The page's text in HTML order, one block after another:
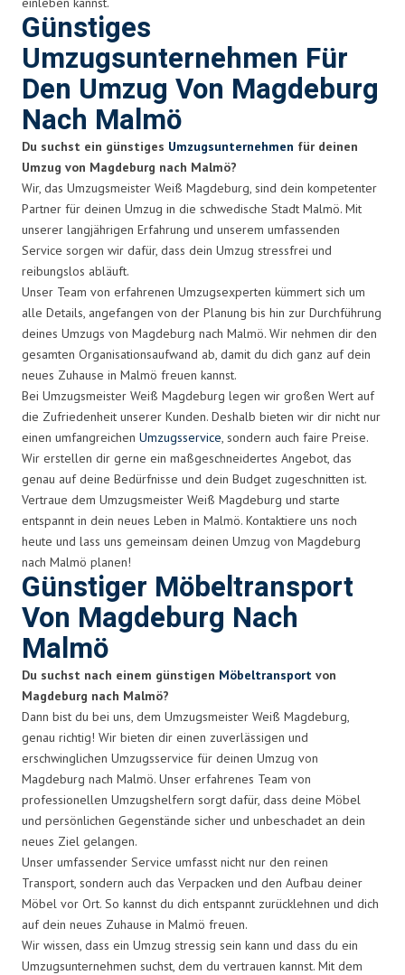
Günstiges
Umzugsunternehmen Für
Den Umzug Von Magdeburg
Nach Malmö
Du suchst ein günstiges Umzugsunternehmen für deinen
Umzug von Magdeburg nach Malmö?
Wir, das Umzugsmeister Weiß Magdeburg, sind dein kompetenter
Partner für deinen Umzug in die schwedische Stadt Malmö. Mit
unserer langjährigen Erfahrung und unserem umfassenden
Service sorgen wir dafür, dass dein Umzug stressfrei und
reibungslos abläuft.
Unser Team von erfahrenen Umzugsexperten kümmert sich um
alle Details, angefangen von der Planung bis hin zur Durchführung
deines Umzugs von Magdeburg nach Malmö. Wir nehmen dir den
gesamten Organisationsaufwand ab, damit du dich ganz auf dein
neues Zuhause in Malmö freuen kannst.
Bei Umzugsmeister Weiß Magdeburg legen wir großen Wert auf
die Zufriedenheit unserer Kunden. Deshalb bieten wir dir nicht nur
einen umfangreichen Umzugsservice, sondern auch faire Preise.
Wir erstellen dir gerne ein maßgeschneidertes Angebot, das
genau auf deine Bedürfnisse und dein Budget zugeschnitten ist.
Vertraue dem Umzugsmeister Weiß Magdeburg und starte
entspannt in dein neues Leben in Malmö. Kontaktiere uns noch
heute und lass uns gemeinsam deinen Umzug von Magdeburg
nach Malmö planen!
Günstiger Möbeltransport
Von Magdeburg Nach
Malmö
Du suchst nach einem günstigen Möbeltransport von
Magdeburg nach Malmö?
Dann bist du bei uns, dem Umzugsmeister Weiß Magdeburg,
genau richtig! Wir bieten dir einen zuverlässigen und
erschwinglichen Umzugsservice für deinen Umzug von
Magdeburg nach Malmö. Unser erfahrenes Team von
professionellen Umzugshelfern sorgt dafür, dass deine Möbel
und persönlichen Gegenstände sicher und unbeschadet an dein
neues Ziel gelangen.
Unser umfassender Service umfasst nicht nur den reinen
Transport, sondern auch das Verpacken und den Aufbau deiner
Möbel vor Ort. So kannst du dich entspannt zurücklehnen und dich
auf dein neues Zuhause in Malmö freuen.
Wir wissen, dass ein Umzug stressig sein kann und dass du ein
Umzugsunternehmen suchst, dem du vertrauen kannst. Mit dem